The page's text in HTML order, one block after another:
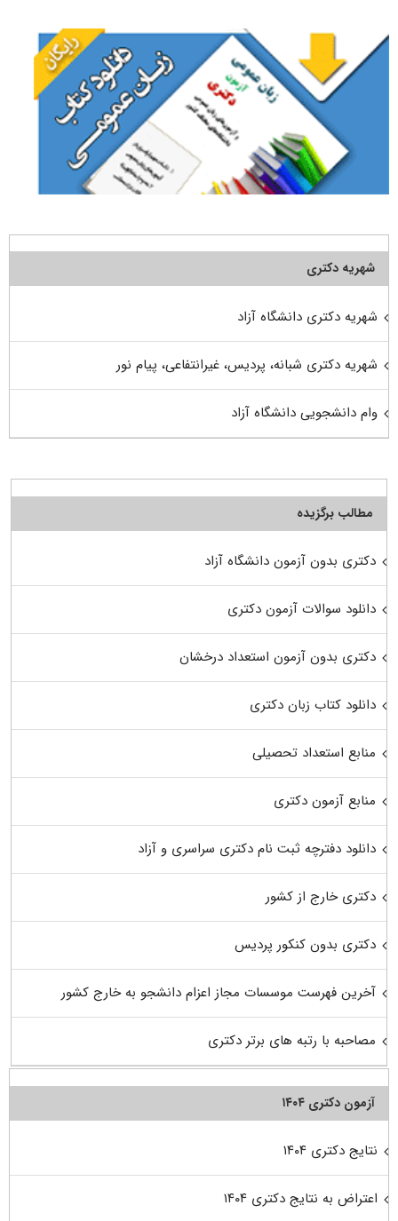
شهریه دکتری
شهریه دکتری دانشگاه آزاد
شهریه دکتری شبانه، پردیس، غیرانتفاعی، پیام نور
وام دانشجویی دانشگاه آزاد
مطالب برگزیده
دکتری بدون آزمون دانشگاه آزاد
دانلود سوالات آزمون دکتری
دکتری بدون آزمون استعداد درخشان
دانلود کتاب زبان دکتری
منابع استعداد تحصیلی
منابع آزمون دکتری
دانلود دفترچه ثبت نام دکتری سراسری و آزاد
دکتری خارج از کشور
دکتری بدون کنکور پردیس
آخرین فهرست موسسات مجاز اعزام دانشجو به خارج کشور
مصاحبه با رتبه های برتر دکتری
آزمون دکتری ۱۴۰۴
نتایج دکتری ۱۴۰۴
اعتراض به نتایج دکتری ۱۴۰۴